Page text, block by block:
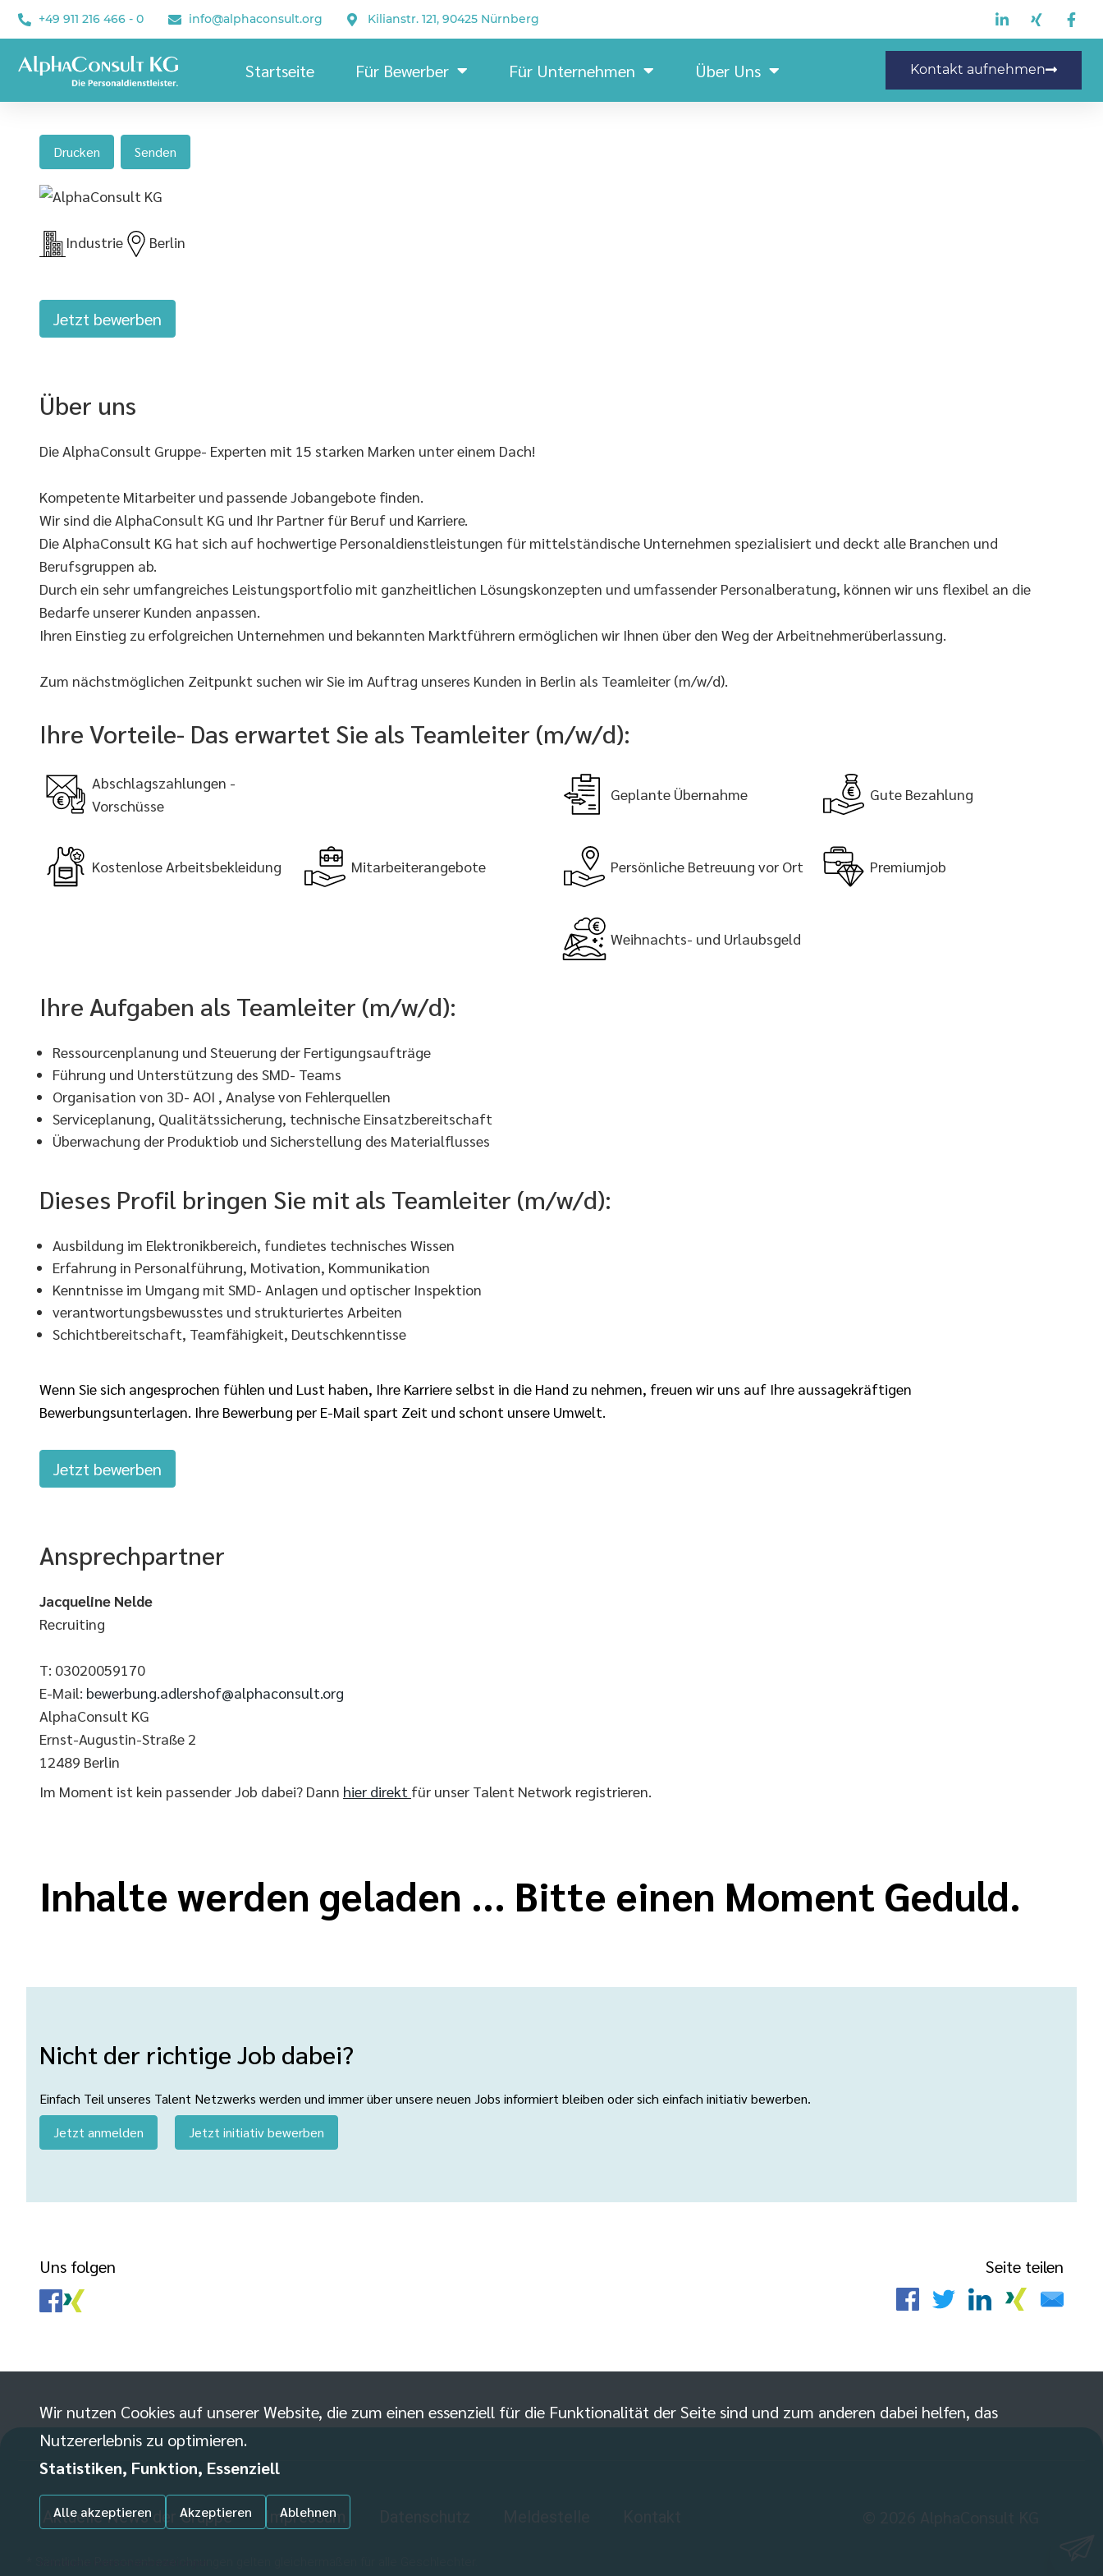
+49 911 216 466 - 0 info@alphaconsult.org Kilianstr. 121, 90425 Nürnberg
Startseite Für Bewerber Für Unternehmen Über Uns Kontakt aufnehmen
Drucken Senden
Industrie Berlin
Jetzt bewerben
Über uns
Die AlphaConsult Gruppe- Experten mit 15 starken Marken unter einem Dach!
Kompetente Mitarbeiter und passende Jobangebote finden.
Wir sind die AlphaConsult KG und Ihr Partner für Beruf und Karriere.
Die AlphaConsult KG hat sich auf hochwertige Personaldienstleistungen für mittelständische Unternehmen spezialisiert und deckt alle Branchen und
Berufsgruppen ab.
Durch ein sehr umfangreiches Leistungsportfolio mit ganzheitlichen Lösungskonzepten und umfassender Personalberatung, können wir uns flexibel an die
Bedarfe unserer Kunden anpassen.
Ihren Einstieg zu erfolgreichen Unternehmen und bekannten Marktführern ermöglichen wir Ihnen über den Weg der Arbeitnehmerüberlassung.
Zum nächstmöglichen Zeitpunkt suchen wir Sie im Auftrag unseres Kunden in Berlin als Teamleiter (m/w/d).
Ihre Vorteile- Das erwartet Sie als Teamleiter (m/w/d):
Abschlagszahlungen -
Vorschüsse
Geplante Übernahme Gute Bezahlung
Kostenlose Arbeitsbekleidung Mitarbeiterangebote Persönliche Betreuung vor Ort Premiumjob
Weihnachts- und Urlaubsgeld
Ihre Aufgaben als Teamleiter (m/w/d):
Ressourcenplanung und Steuerung der Fertigungsaufträge
Führung und Unterstützung des SMD- Teams
Organisation von 3D- AOI , Analyse von Fehlerquellen
Serviceplanung, Qualitätssicherung, technische Einsatzbereitschaft
Überwachung der Produktiob und Sicherstellung des Materialflusses
Dieses Profil bringen Sie mit als Teamleiter (m/w/d):
Ausbildung im Elektronikbereich, fundietes technisches Wissen
Erfahrung in Personalführung, Motivation, Kommunikation
Kenntnisse im Umgang mit SMD- Anlagen und optischer Inspektion
verantwortungsbewusstes und strukturiertes Arbeiten
Schichtbereitschaft, Teamfähigkeit, Deutschkenntisse
Wenn Sie sich angesprochen fühlen und Lust haben, Ihre Karriere selbst in die Hand zu nehmen, freuen wir uns auf Ihre aussagekräftigen
Bewerbungsunterlagen. Ihre Bewerbung per E-Mail spart Zeit und schont unsere Umwelt.
Jetzt bewerben
Ansprechpartner
Jacqueline Nelde
Recruiting
T: 03020059170
E-Mail: bewerbung.adlershof@alphaconsult.org
AlphaConsult KG
Ernst-Augustin-Straße 2
12489 Berlin
Im Moment ist kein passender Job dabei? Dann hier direkt für unser Talent Network registrieren.
Inhalte werden geladen ... Bitte einen Moment Geduld.
Nicht der richtige Job dabei?
Einfach Teil unseres Talent Netzwerks werden und immer über unsere neuen Jobs informiert bleiben oder sich einfach initiativ bewerben.
Jetzt anmelden
Jetzt initiativ bewerben
Uns folgen Seite teilen
Aktuelle News der Gruppe Impressum
Wir nutzen Cookies auf unserer Website, die zum einen essenziell für die Funktionalität der Seite sind und zum anderen dabei helfen, das
Nutzererlebnis zu optimieren.
Statistiken, Funktion, Essenziell
Ablehnen
Alle akzeptieren Akzeptieren